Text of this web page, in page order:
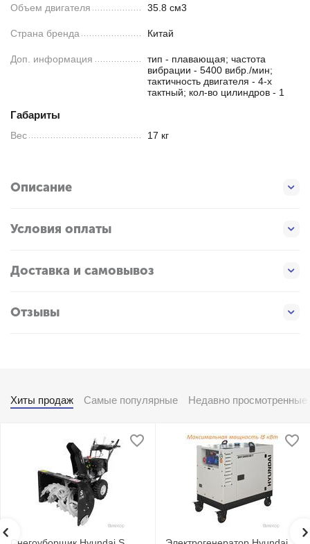
Объем двигателя 35.8 см3
Страна бренда Китай
Доп. информация
тип - плавающая; частота
вибрации - 5400 вибр./мин;
тактичность двигателя - 4-х
тактный; кол-во цилиндров - 1
Габариты
Вес 17 кг
Описание
Условия оплаты
Доставка и самовывоз
Отзывы
Хиты продаж Самые популярные Недавно просмотренные